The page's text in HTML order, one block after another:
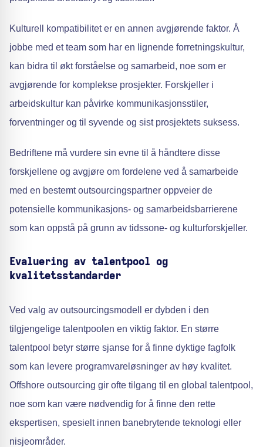
Kulturell kompatibilitet er en annen avgjørende faktor. Å
jobbe med et team som har en lignende forretningskultur,
kan bidra til økt forståelse og samarbeid, noe som er
avgjørende for komplekse prosjekter. Forskjeller i
arbeidskultur kan påvirke kommunikasjonsstiler,
forventninger og til syvende og sist prosjektets suksess.
Bedriftene må vurdere sin evne til å håndtere disse
forskjellene og avgjøre om fordelene ved å samarbeide
med en bestemt outsourcingspartner oppveier de
potensielle kommunikasjons- og samarbeidsbarrierene
som kan oppstå på grunn av tidssone- og kulturforskjeller.
Evaluering av talentpool og
kvalitetsstandarder
Ved valg av outsourcingsmodell er dybden i den
tilgjengelige talentpoolen en viktig faktor. En større
talentpool betyr større sjanse for å finne dyktige fagfolk
som kan levere programvareløsninger av høy kvalitet.
Offshore outsourcing gir ofte tilgang til en global talentpool,
noe som kan være nødvendig for å finne den rette
ekspertisen, spesielt innen banebrytende teknologi eller
nisjeområder.